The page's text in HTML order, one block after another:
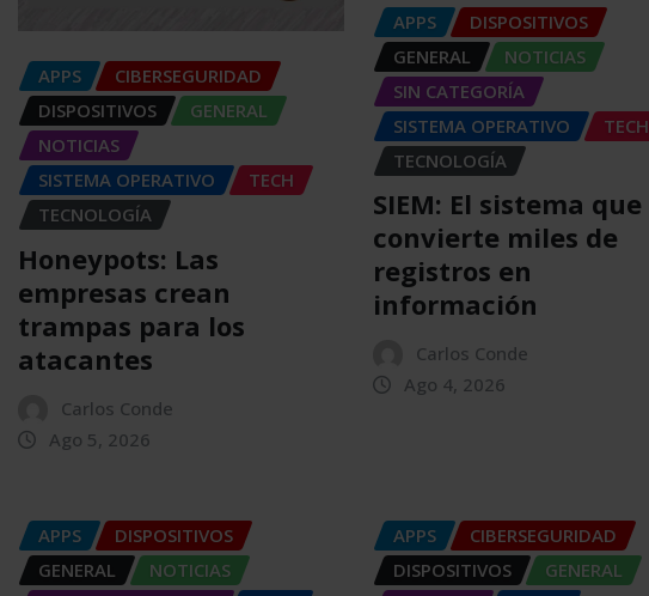
APPS
CIBERSEGURIDAD
DISPOSITIVOS
GENERAL
NOTICIAS
SISTEMA OPERATIVO
TECH
TECNOLOGÍA
Honeypots: Las
empresas crean
trampas para los
atacantes
Carlos Conde
Ago 5, 2026
APPS
DISPOSITIVOS
GENERAL
NOTICIAS
SIN CATEGORÍA
SISTEMA OPERATIVO
TECH
TECNOLOGÍA
SIEM: El sistema que
convierte miles de
registros en
información
Carlos Conde
Ago 4, 2026
APPS
DISPOSITIVOS
GENERAL
NOTICIAS
APPS
CIBERSEGURIDAD
DISPOSITIVOS
GENERAL